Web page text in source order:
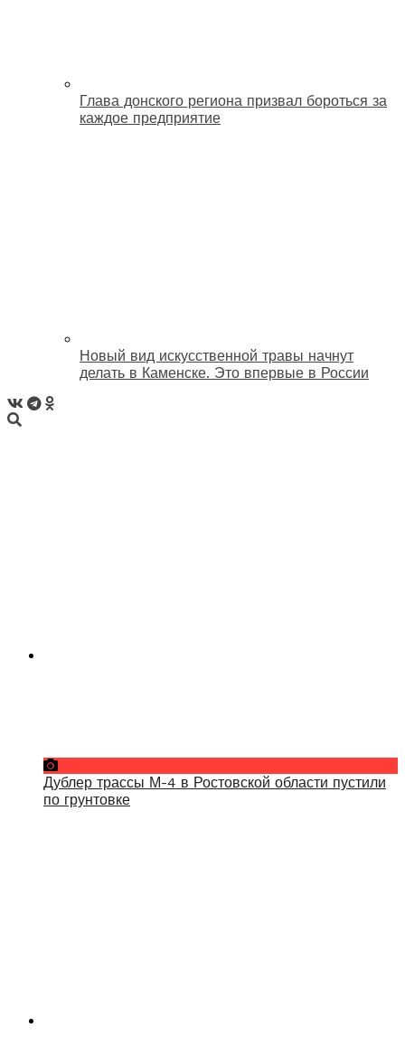
Глава донского региона призвал бороться за
каждое предприятие
Новый вид искусственной травы начнут
делать в Каменске. Это впервые в России
Дублер трассы М-4 в Ростовской области пустили
по грунтовке